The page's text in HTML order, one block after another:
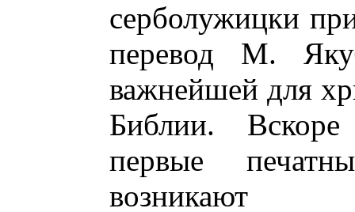
серболужицки
перевод М.
важнейшей для
Библии. Вскоре
первые
возникают